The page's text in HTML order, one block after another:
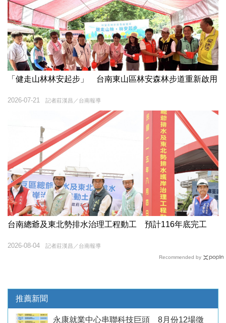
「健走山林林安起步」 台南東山區林安森林步道重新啟用
記者莊漢昌／台南報導
2026-07-21
台南總爺及東北勢排水治理工程動工 預計116年底完工
記者莊漢昌／台南報導
2026-08-04
Recommended by
推薦新聞
永康就業中心串聯科技巨頭 8月份12場徵